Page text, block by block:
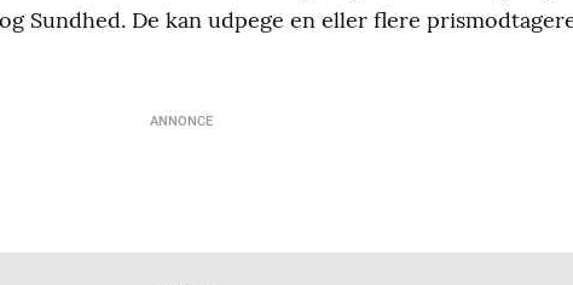
Sundhed. De kan udpege en eller flere
ANNONCE